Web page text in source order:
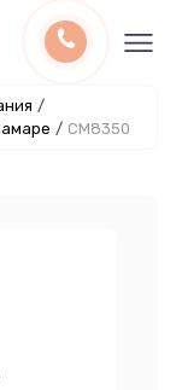
/
/ CM8350